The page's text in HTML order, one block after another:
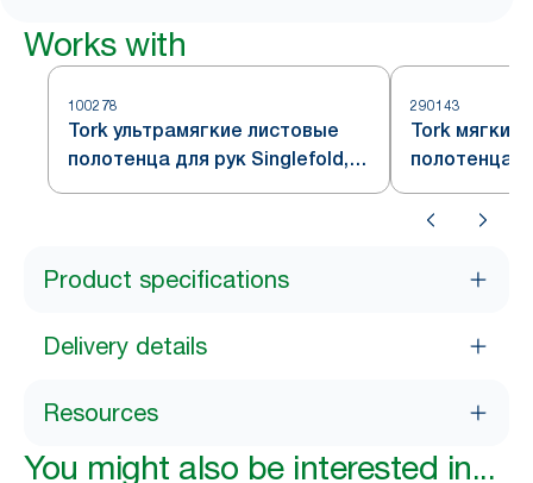
Works with
100278
Tork ультрамягкие листовые
полотенца для рук Singlefold,
белые, система H3
290143
Tork мягкие
полотенца
ZZ,
Product specifications
Delivery details
Resources
You might also be interested in...